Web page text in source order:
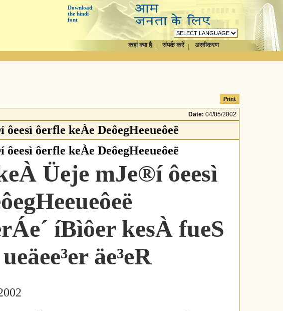
Download
the hindi
font
कहां क्या है संपर्क करें
अस्वीकरण
Date: 04/05/2002
ôerfle keÀe DeôegHeeueôeë
ôerfle keÀe DeôegHeeueôeë
Üeje mJe®í ôeesì
íBìôer kesÀ fueS
äe³eR